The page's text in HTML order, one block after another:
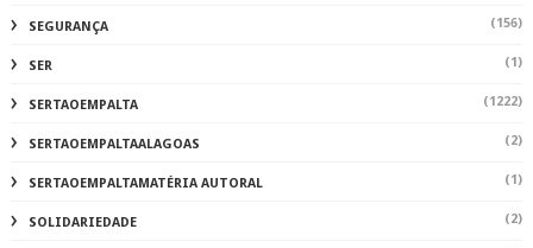
SEGURANÇA (156)
SER (1)
SERTAOEMPALTA (1222)
SERTAOEMPALTAALAGOAS (2)
SERTAOEMPALTAMATÉRIA AUTORAL (1)
SOLIDARIEDADE (2)